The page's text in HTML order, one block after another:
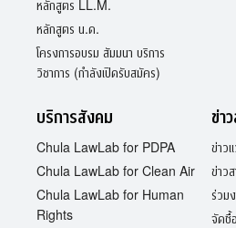
หลักสูตร LL.M.
หลักสูตร น.ด.
โครงการอบรม สัมมนา บริการ
วิชาการ (กำลังเปิดรับสมัคร)
บริการสังคม
Chula LawLab for PDPA
Chula LawLab for Clean Air
Chula LawLab for Human
Rights
ข่า
ข่าว
ข่าว
ร่วม
จัดซื้